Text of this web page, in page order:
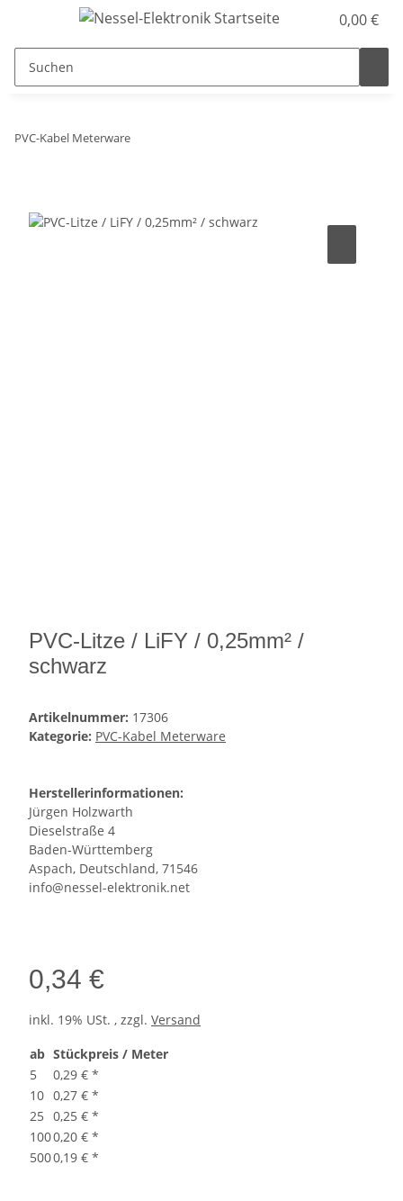
0,00 €
PVC-Kabel Meterware
PVC-Litze / LiFY / 0,25mm² /
schwarz
Artikelnummer: 17306
Kategorie: PVC-Kabel Meterware
Herstellerinformationen:
Jürgen Holzwarth
Dieselstraße 4
Baden-Württemberg
Aspach, Deutschland, 71546
info@nessel-elektronik.net
0,34 €
inkl. 19% USt. , zzgl. Versand
ab Stückpreis / Meter
5
0,29 € *
10 0,27 € *
25 0,25 € *
1000,20 € *
5000,19 € *